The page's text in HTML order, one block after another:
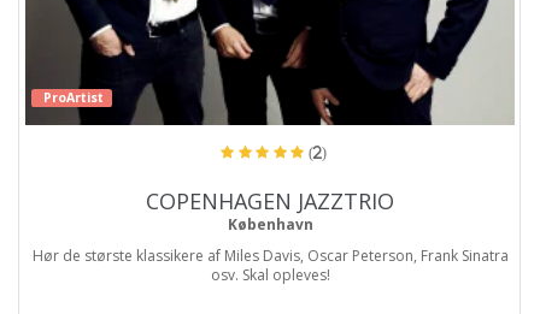
ProArtist
(2)
COPENHAGEN JAZZTRIO
København
Hør de største klassikere af Miles Davis, Oscar Peterson, Frank Sinatra
osv. Skal opleves!